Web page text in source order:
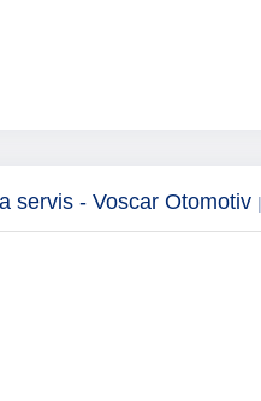
servis - Voscar Otomotiv